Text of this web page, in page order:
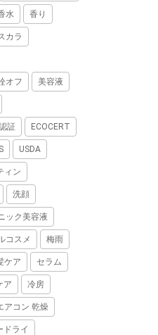
水 香り
カラ
オフ 美容液
証 ECOCERT
USDA
ィン
洗顔
ック美容液
コスメ 梅雨
ケア セラム
ア 冷房
アコン 乾燥
ドライ